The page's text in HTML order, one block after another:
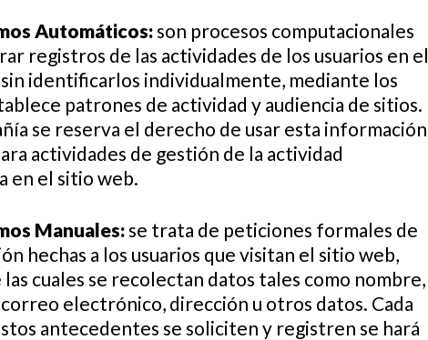
Automáticos:son procesos computacionales
registros de las actividades de los usuarios en el
identificarlos individualmente, mediante los
patrones de actividad y audiencia de sitios.
se reserva el derecho de usar esta información
actividades de gestión de la actividad
en el sitio web.
Manuales:se trata de peticiones formales de
hechas a los usuarios que visitan el sitio web,
cuales se recolectan datos tales como nombre,
correo electrónico, dirección u otros datos. Cada
antecedentes se soliciten y registren se hará